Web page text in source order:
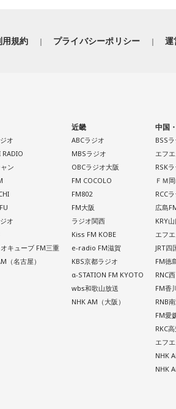
用規約 プライバシーポリシー 運
オ
RADIO
ン
オ
キューブ FM三重
（名古屋）
近畿
ABCラジオ
MBSラジオ
OBCラジオ大阪
FM COCOLO
FM802
FM大阪
ラジオ関西
Kiss FM KOBE
e-radio FM滋賀
KBS京都ラジオ
α-STATION FM KYOTO
wbs和歌山放送
NHK AM（大阪）
中国
BSS
エフ
RSK
ＦＭ
RCC
広島
KRY
エフ
JRT四
FM徳
RNC
FM香
RNB
FM愛
RKC
エフ
NHK
NHK